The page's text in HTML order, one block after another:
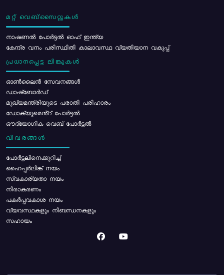
മറ്റ് വെബ്സൈറ്റുകൾ
നാഷണൽ പോർട്ടൽ ഓഫ് ഇന്ത്യ
കേന്ദ്ര വനം പരിസ്ഥിതി കാലാവസ്ഥ വ്യതിയാന വകുപ്പ്
പ്രധാനപ്പെട്ട ലിങ്കുകൾ
ഓൺലൈൻ സേവനങ്ങൾ
ഡാഷ്ബോർഡ്
മുഖ്യമന്ത്രിയുടെ പരാതി പരിഹാരം
ഡോക്യുമെൻ്റ് പോർട്ടൽ
ഔദ്യോഗിക വെബ് പോർട്ടൽ
വിവരങ്ങൾ
പോര്‍ട്ടലിനെക്കുറിച്ച്
ഹൈപ്പർലിങ്ക് നയം
സ്വകാര്യതാ നയം
നിരാകരണം
പകർപ്പവകാശ നയം
വ്യവസ്ഥകളും നിബന്ധനകളും
സഹായം